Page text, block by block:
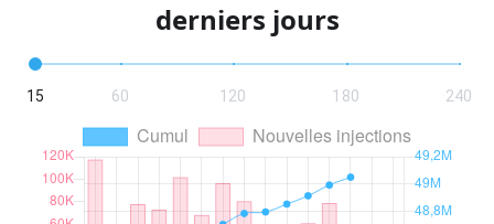
derniers jours
15 60 120 180 240